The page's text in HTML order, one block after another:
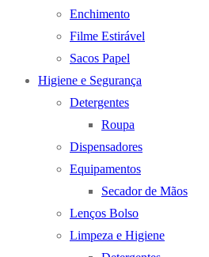
Enchimento
Filme Estirável
Sacos Papel
Higiene e Segurança
Detergentes
Roupa
Dispensadores
Equipamentos
Secador de Mãos
Lenços Bolso
Limpeza e Higiene